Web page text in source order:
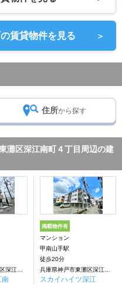
賃貸物件を見る ＞
住所から探す
灘区深江南町４丁目周辺の建
南
掲載物件有
マンション
甲南山手駅
徒歩20分
スカイハイツ深江